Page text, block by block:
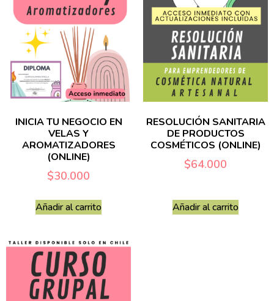
INICIA TU NEGOCIO EN
VELAS Y
AROMATIZADORES
(ONLINE)
$30.000
Añadir al carrito
RESOLUCIÓN SANITARIA
DE PRODUCTOS
COSMÉTICOS (ONLINE)
$64.000
Añadir al carrito